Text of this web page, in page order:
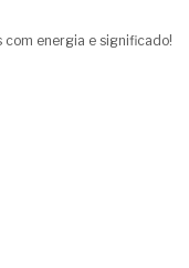
com energia e significado!